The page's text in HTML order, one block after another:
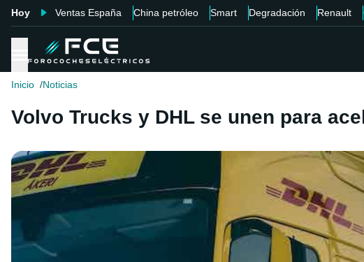
Hoy Ventas España China petróleo Smart Degradación Renault
Inicio Noticias
Volvo Trucks y DHL se unen para